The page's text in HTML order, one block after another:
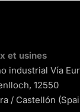
et usines
industrial Vía
12550
/ Castellón